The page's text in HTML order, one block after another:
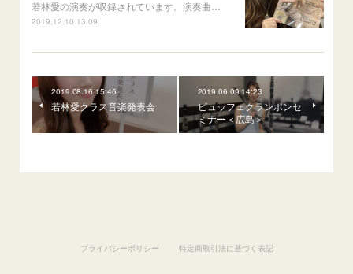
若林愛の演奏が収録されています。演奏曲…
2019.12.10 13:09
2019.08.16 15:46
若林愛クラス音楽発表会
2019.06.09 14:23
ビュッフェクランポンセ
ミナー＜広島＞
プライバシーポリシー 特定商取引法に基づく表記